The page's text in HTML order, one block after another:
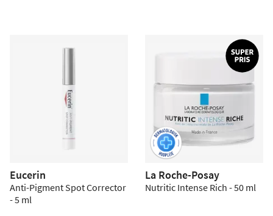
Eucerin
Anti-Pigment Spot Corrector
- 5 ml
La Roche-Posay
Nutritic Intense Rich - 50 ml